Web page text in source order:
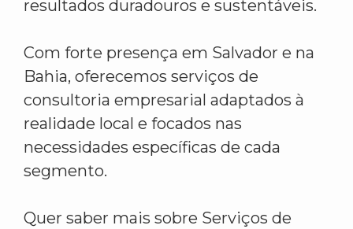
resultados duradouros e sustentáveis.
Com forte presença em Salvador e na
Bahia, oferecemos serviços de
consultoria empresarial adaptados à
realidade local e focados nas
necessidades específicas de cada
segmento.
Quer saber mais sobre Serviços de